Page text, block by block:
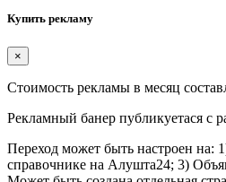
Купить рекламу
×
Стоимость рекламы в месяц
Рекламный банер публикуетася с
Переход может быть настроен на:
справочнике на Алушта24; 3)